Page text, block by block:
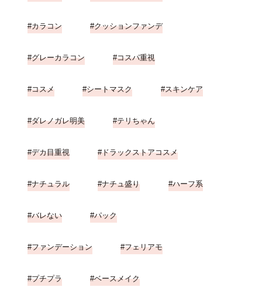
カラコン クッションファンデ
グレーカラコン コスパ重視
コスメ シートマスク スキンケア
ダレノガレ明美 テリちゃん
デカ目重視 ドラックストアコスメ
ナチュラル ナチュ盛り ハーフ系
バレない パック
ファンデーション フェリアモ
プチプラ ベースメイク